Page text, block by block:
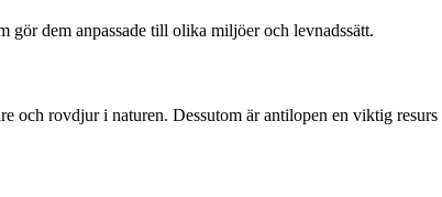
gör dem anpassade till olika miljöer och levnadssätt.
och rovdjur i naturen. Dessutom är antilopen en viktig resurs